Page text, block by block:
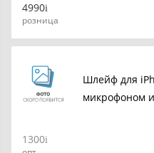
4990
розница
Шлейф для
микрофоном
1300